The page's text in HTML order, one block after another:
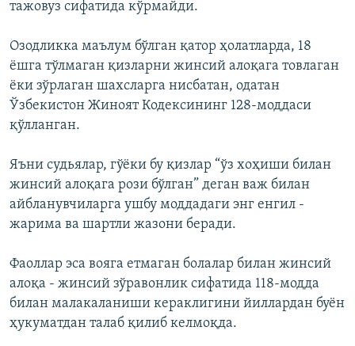
тажовуз сифатида кўрмайди.
Озодликка маълум бўлган қатор ҳолатларда, 18
ёшга тўлмаган қизларни жинсий алоқага товлаган
ёки зўрлаган шахсларга нисбатан, одатан
Ўзбекистон Жиноят Кодексининг 128-моддаси
қўлланган.
Яъни судьялар, гўёки бу қизлар “ўз хоҳиши билан
жинсий алоқага рози бўлган” деган важ билан
айбланувчиларга ушбу моддадаги энг енгил -
жарима ва шартли жазони беради.
Фаоллар эса вояга етмаган болалар билан жинсий
алоқа - жинсий зўравонлик сифатида 118-модда
билан малакаланиши кераклигини йиллардан буён
ҳукуматдан талаб қилиб келмоқда.